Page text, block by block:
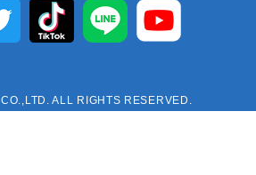
ALL RIGHTS RESERVED.